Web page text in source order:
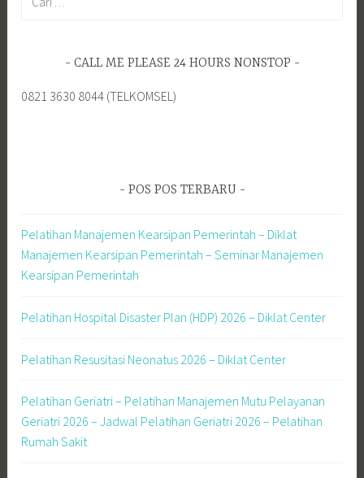
n
CALL ME PLEASE 24 HOURS NONSTOP
0821 3630 8044 (TELKOMSEL)
POS POS TERBARU
Pelatihan Manajemen Kearsipan Pemerintah – Diklat
Manajemen Kearsipan Pemerintah – Seminar Manajemen
Kearsipan Pemerintah
Pelatihan Hospital Disaster Plan (HDP) 2026 – Diklat Center
Pelatihan Resusitasi Neonatus 2026 – Diklat Center
Pelatihan Geriatri – Pelatihan Manajemen Mutu Pelayanan
Geriatri 2026 – Jadwal Pelatihan Geriatri 2026 – Pelatihan
Rumah Sakit